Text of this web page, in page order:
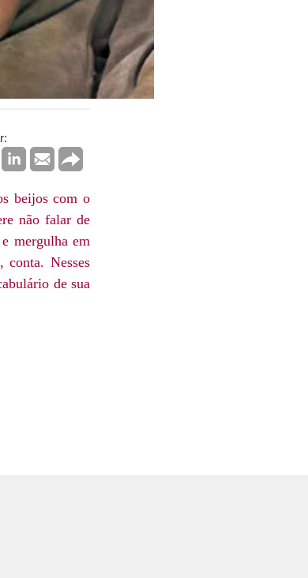
beijos com o
não falar de
mergulha em
conta. Nesses
de sua